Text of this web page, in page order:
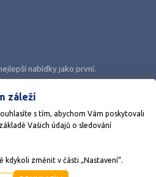
Adresář škol
nabídky jako první.
, s.r.o., stránky vytvořilo
záleží
s tím, abychom Vám poskytovali
Vašich údajů o sledování
kdykoli změnit v části „Nastavení“.